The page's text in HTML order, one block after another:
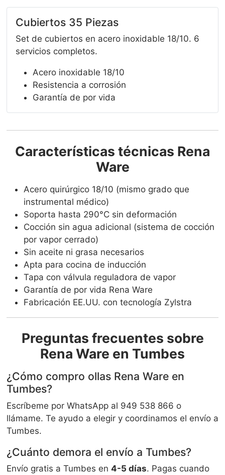
Cubiertos 35 Piezas
Set de cubiertos en acero inoxidable 18/10. 6
servicios completos.
Acero inoxidable 18/10
Resistencia a corrosión
Garantía de por vida
Características técnicas Rena
Ware
Acero quirúrgico 18/10 (mismo grado que
instrumental médico)
Soporta hasta 290°C sin deformación
Cocción sin agua adicional (sistema de cocción
por vapor cerrado)
Sin aceite ni grasa necesarios
Apta para cocina de inducción
Tapa con válvula reguladora de vapor
Garantía de por vida Rena Ware
Fabricación EE.UU. con tecnología Zylstra
Preguntas frecuentes sobre
Rena Ware en Tumbes
¿Cómo compro ollas Rena Ware en
Tumbes?
Escríbeme por WhatsApp al 949 538 866 o
llámame. Te ayudo a elegir y coordinamos el envío a
Tumbes.
¿Cuánto demora el envío a Tumbes?
Envío gratis a Tumbes en 4-5 días. Pagas cuando